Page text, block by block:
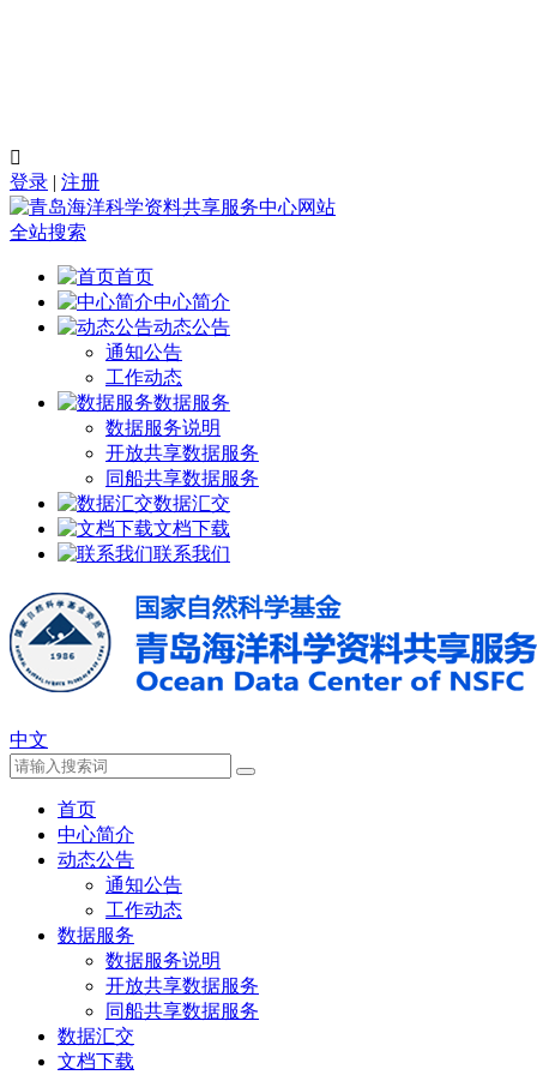

登录 | 注册
全站搜索
首页
中心简介
动态公告
通知公告
工作动态
数据服务
数据服务说明
开放共享数据服务
同船共享数据服务
数据汇交
文档下载
联系我们
中文
首页
中心简介
动态公告
通知公告
工作动态
数据服务
数据服务说明
开放共享数据服务
同船共享数据服务
数据汇交
文档下载